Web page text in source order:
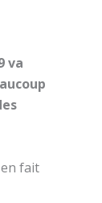
va
fait